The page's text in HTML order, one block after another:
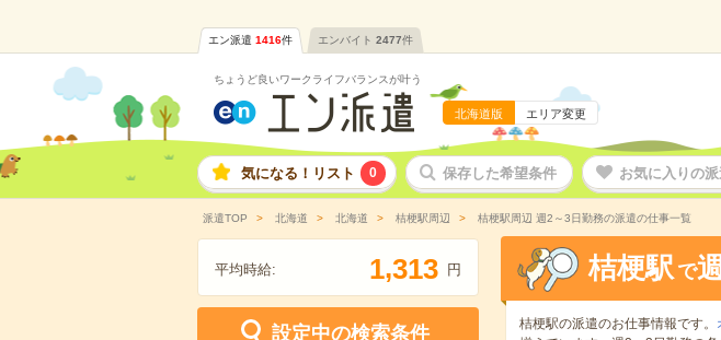
エン派遣 1416件 エンバイト 2477件
ちょうど良いワークライフバランスが叶う
北海道版 エリア変更
気になる！リスト 0 保存した希望条件 お気に入りの
派遣TOP 北海道 北海道 桔梗駅周辺 桔梗駅周辺 週2～3日勤務の派遣の仕事一覧
平均時給: 1,313 円
設定中の検索条件
桔梗駅 で
桔梗駅の派遣のお仕事情報です。